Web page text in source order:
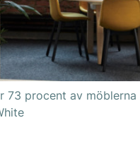
73 procent av